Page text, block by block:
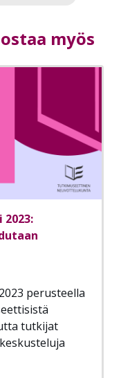
myös
perusteella
tutkijat